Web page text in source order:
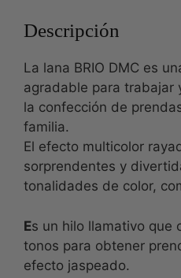
Descripción
La lana BRIO DMC es
agradable para trabajar
la confección de
familia.
El efecto multicolor
sorprendentes y
tonalidades de color,
Es un hilo llamativo que
tonos para obtener
efecto jaspeado.